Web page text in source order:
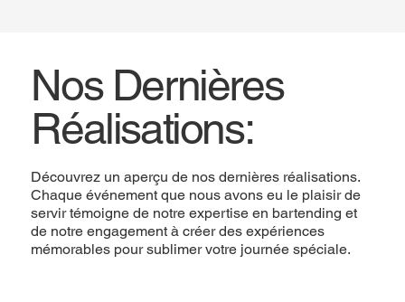
Nos Dernières
Réalisations:
Découvrez un aperçu de nos dernières réalisations.
Chaque événement que nous avons eu le plaisir de
servir témoigne de notre expertise en bartending et
de notre engagement à créer des expériences
mémorables pour sublimer votre journée spéciale.